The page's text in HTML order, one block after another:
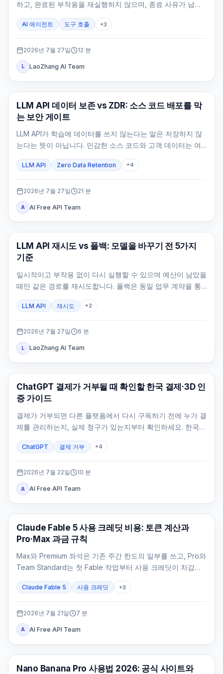
하고, 완료된 부작용을 재실행하지 않으며, 종료 사유가 남는
AI 에이전트 도구 호출 +3
2026년 7월 27일 12 분
L LaoZhang AI Team
API 가이드
LLM API 데이터 보존 vs ZDR: 소스 코드 배포를 막
는 보안 게이트
LLM API가 학습에 데이터를 쓰지 않는다는 말은 저장하지 않
는다는 뜻이 아닙니다. 민감한 소스 코드와 고객 데이터는 여
에만 배포해야 합니다.
LLM API Zero Data Retention +4
2026년 7월 27일 21 분
A AI Free API Team
API 가이드
LLM API 재시도 vs 폴백: 모델을 바꾸기 전 5가지
기준
일시적이고 부작용 없이 다시 실행할 수 있으며 예산이 남았을
때만 같은 경로를 재시도합니다. 폴백은 동일 업무 계약을 통
LLM API 재시도 +2
2026년 7월 27일 6 분
L LaoZhang AI Team
ChatGPT
ChatGPT 결제가 거부될 때 확인할 한국 결제·3D 인
증 가이드
결제가 거부되면 다른 플랫폼에서 다시 구독하기 전에 누가 결
제를 관리하는지, 실제 청구가 있는지부터 확인하세요. 한국
로를 정리했습니다.
ChatGPT 결제 거부 +4
2026년 7월 22일 10 분
A AI Free API Team
Claude AI
Claude Fable 5 사용 크레딧 비용: 토큰 계산과
Pro·Max 과금 규칙
Max와 Premium 좌석은 기존 주간 한도의 일부를 쓰고, Pro와
Team Standard는 첫 Fable 작업부터 사용 크레딧이 차감됩
Claude Fable 5 사용 크레딧 +3
2026년 7월 21일 7 분
A AI Free API Team
AI 이미지 생성
Nano Banana Pro 사용법 2026: 공식 사이트와